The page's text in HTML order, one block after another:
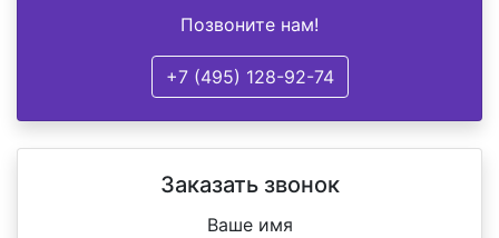
Позвоните нам!
+7 (495) 128-92-74
Заказать звонок
Ваше имя